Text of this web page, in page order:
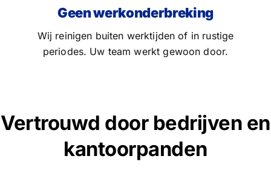
Geen werkonderbreking
Wij reinigen buiten werktijden of in rustige
periodes. Uw team werkt gewoon door.
Vertrouwd door bedrijven en
kantoorpanden